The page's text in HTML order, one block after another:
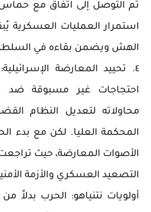
تم التوصل إلى اتفاق مع
استمرار العمليات العسكرية
الهش ويضمن بقاءه في
٤. تحييد المعارضة
احتجاجات غير مسبوقة ضد
محاولاته لتعديل النظام
المحكمة العليا. لكن مع بدء
الأصوات المعارضة، حيث
التصعيد العسكري والأزمة
أولويات نتنياهو: الحرب بدلاً